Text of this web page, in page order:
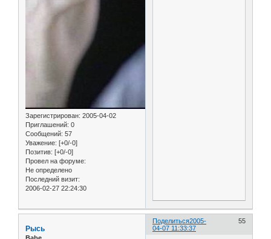
Зарегистрирован: 2005-04-02
Приглашений: 0
Сообщений: 57
Уважение: [+0/-0]
Позитив: [+0/-0]
Провел на форуме:
Не определено
Последний визит:
2006-02-27 22:24:30
Поделиться 55
2005-
04-07 11:33:37
Рысь